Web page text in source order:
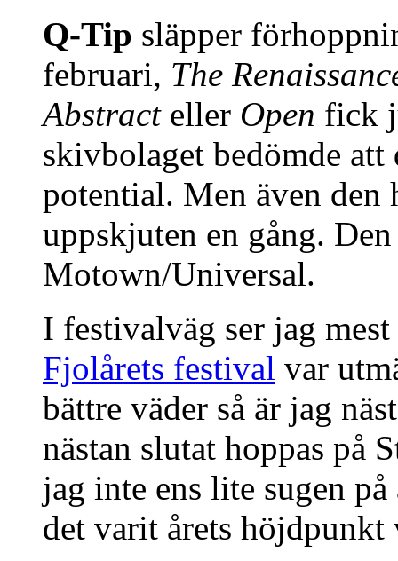
Q-Tip släpper
februari, The
Abstracteller Open fick
skivbolaget bedömde
potential. Men även
uppskjuten en gång.
Motown/Universal.
I festivalväg ser jag
Fjolårets festival var
bättre väder så är jag
nästan slutat hoppas på
jag inte ens lite sugen
det varit årets höjdpunkt